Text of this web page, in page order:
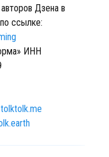
Дзена в
ссылке:
ИНН
tolktolk.me